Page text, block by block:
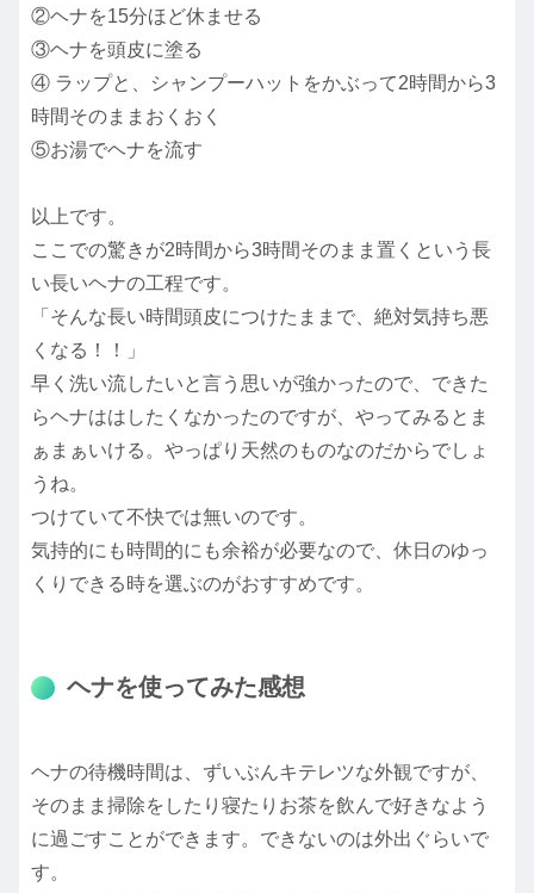
②ヘナを15分ほど休ませる
③ヘナを頭皮に塗る
④ ラップと、シャンプーハットをかぶって2時間から3
時間そのままおくおく
⑤お湯でヘナを流す
以上です。
ここでの驚きが2時間から3時間そのまま置くという長
い長いヘナの工程です。
「そんな長い時間頭皮につけたままで、絶対気持ち悪
くなる！！」
早く洗い流したいと言う思いが強かったので、できた
らヘナははしたくなかったのですが、やってみるとま
ぁまぁいける。やっぱり天然のものなのだからでしょ
うね。
つけていて不快では無いのです。
気持的にも時間的にも余裕が必要なので、休日のゆっ
くりできる時を選ぶのがおすすめです。
ヘナを使ってみた感想
ヘナの待機時間は、ずいぶんキテレツな外観ですが、
そのまま掃除をしたり寝たりお茶を飲んで好きなよう
に過ごすことができます。できないのは外出ぐらいで
す。